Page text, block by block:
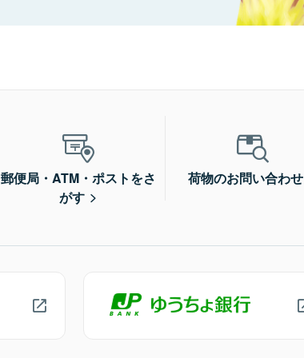
郵便局・ATM・ポストをさ
がす
荷物のお問い合わせ